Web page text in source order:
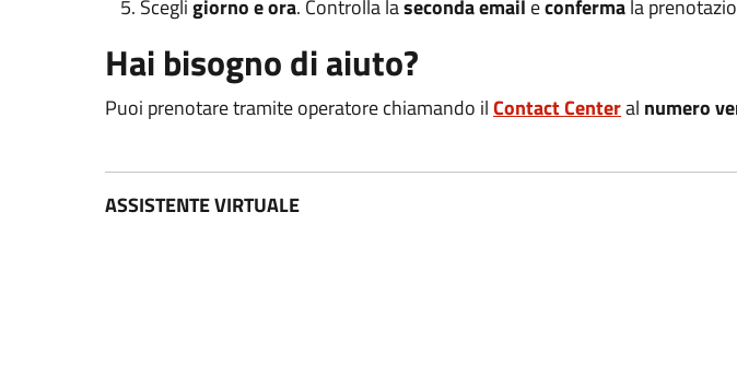
Scegligiorno e ora. Controlla laseconda email econfermala
Hai bisogno di aiuto?
Puoi prenotare tramite operatore chiamando ilContact Centeral numero
ASSISTENTE VIRTUALE